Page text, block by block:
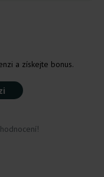
a získejte bonus.